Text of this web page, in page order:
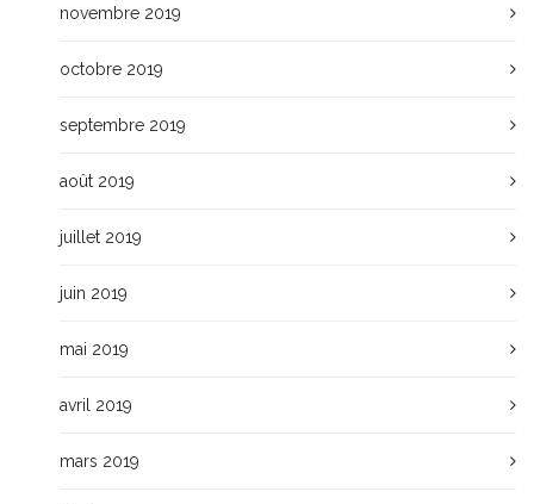
novembre 2019
octobre 2019
septembre 2019
août 2019
juillet 2019
juin 2019
mai 2019
avril 2019
mars 2019